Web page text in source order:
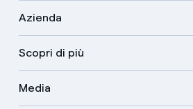
Azienda
Scopri di più
Media